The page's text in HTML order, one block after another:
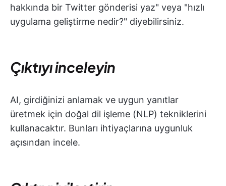
hakkında bir Twitter gönderisi yaz" veya "hızlı
uygulama geliştirme nedir?" diyebilirsiniz.
Çıktıyı inceleyin
AI, girdiğinizi anlamak ve uygun yanıtlar
üretmek için doğal dil işleme (NLP) tekniklerini
kullanacaktır. Bunları ihtiyaçlarına uygunluk
açısından incele.